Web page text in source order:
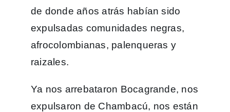
de donde años atrás habían sido
expulsadas comunidades negras,
afrocolombianas, palenqueras y
raizales.
Ya nos arrebataron Bocagrande, nos
expulsaron de Chambacú, nos están